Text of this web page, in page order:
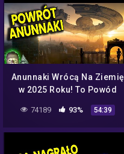
Anunnaki Wrócą Na Ziemię
w 2025 Roku! To Powód
Kosmitów? Analiza Ator
74189 93% 54:39